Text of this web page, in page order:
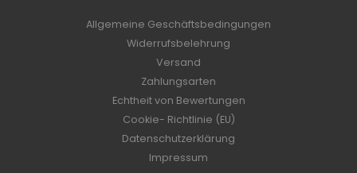
Allgemeine Geschäftsbedingungen
Widerrufsbelehrung
Versand
Zahlungsarten
Echtheit von Bewertungen
Cookie- Richtlinie (EU)
Datenschutzerklärung
Impressum